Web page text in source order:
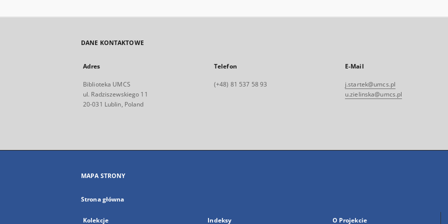
DANE KONTAKTOWE
Adres
Biblioteka UMCS
ul. Radziszewskiego 11
20-031 Lublin, Poland
Telefon
(+48) 81 537 58 93
E-Mail
j.startek@umcs.pl
u.zielinska@umcs.pl
MAPA STRONY
Strona główna
Kolekcje Indeksy O Projekcie